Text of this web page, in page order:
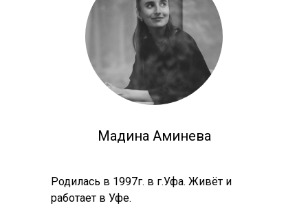
Родилась в 1997г. в г.Уфа. Живёт и
работает в Уфе.
Мадина Аминева